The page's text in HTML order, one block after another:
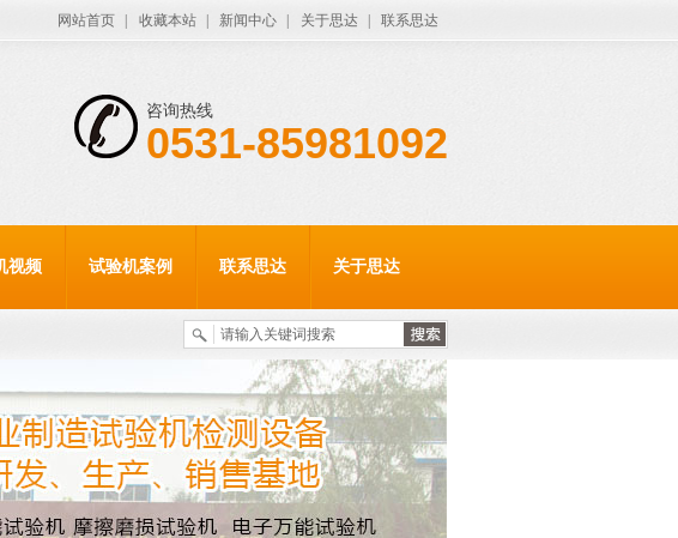
网站首页 收藏本站 新闻中心 关于思达 联系思达
咨询热线
0531-85981092
视频 试验机案例 联系思达 关于思达